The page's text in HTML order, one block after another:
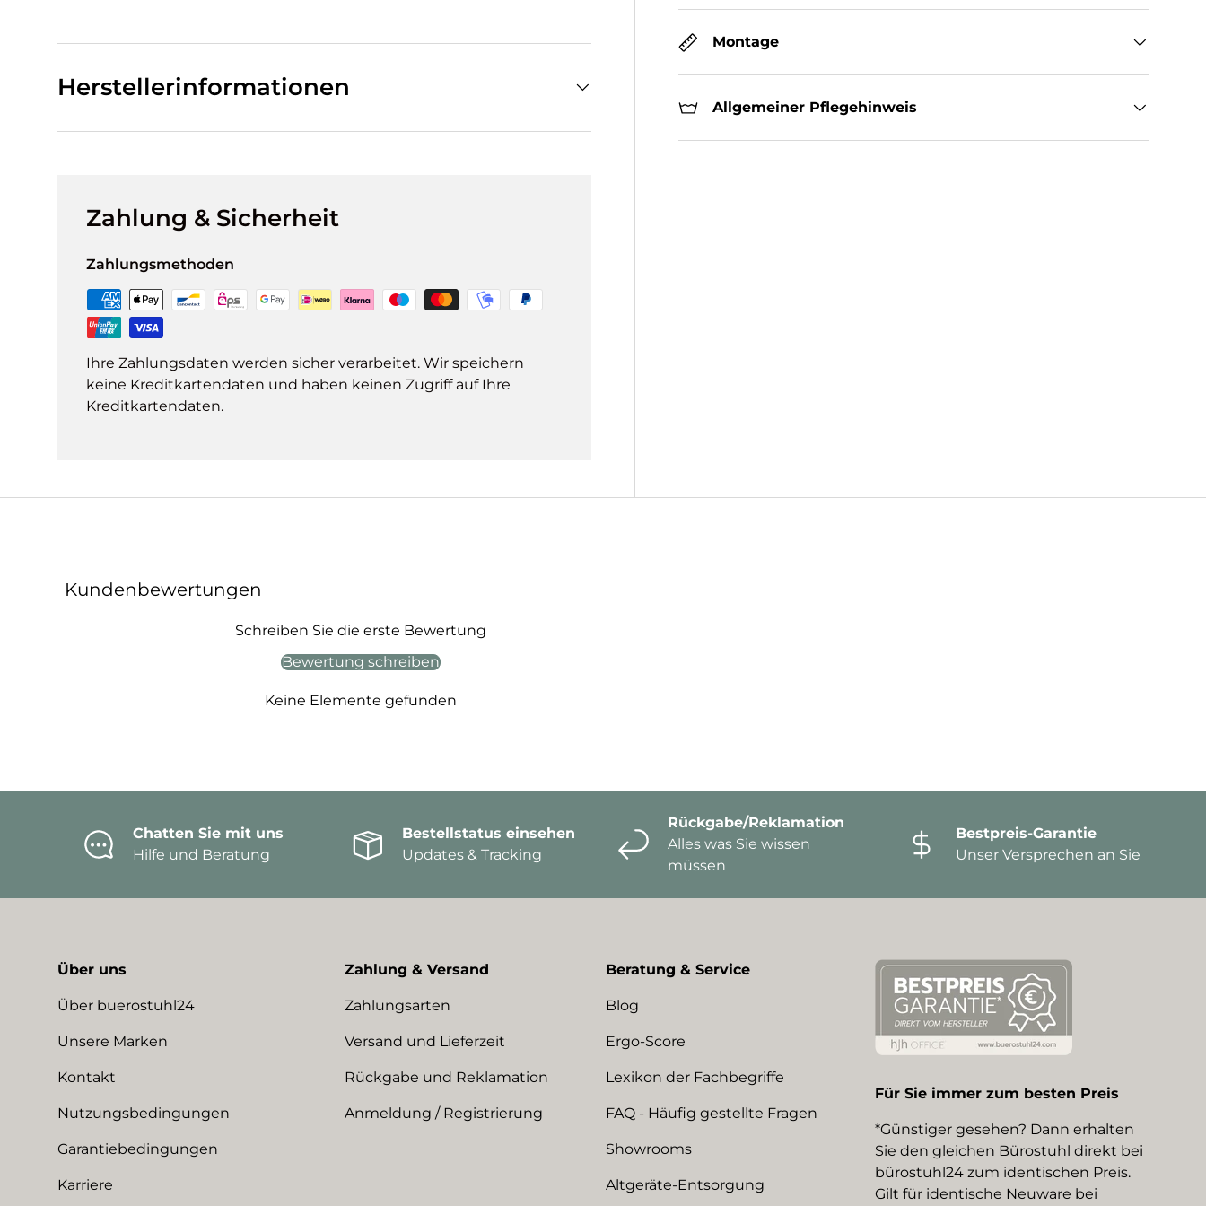
Montage
Allgemeiner Pflegehinweis
Herstellerinformationen
Zahlung & Sicherheit
Zahlungsmethoden
Ihre Zahlungsdaten werden sicher verarbeitet. Wir speichern
keine Kreditkartendaten und haben keinen Zugriff auf Ihre
Kreditkartendaten.
Kundenbewertungen
Schreiben Sie die erste Bewertung
Bewertung schreiben
Keine Elemente gefunden
Chatten Sie mit uns
Hilfe und Beratung
Bestellstatus einsehen
Updates & Tracking
Rückgabe/Reklamation
Alles was Sie wissen
müssen
Bestpreis-Garantie
Unser Versprechen an Sie
Über uns
Über buerostuhl24
Unsere Marken
Kontakt
Nutzungsbedingungen
Garantiebedingungen
Karriere
Zahlung & Versand
Zahlungsarten
Versand und Lieferzeit
Rückgabe und Reklamation
Anmeldung / Registrierung
Beratung & Service
Blog
Ergo-Score
Lexikon der Fachbegriffe
FAQ - Häufig gestellte Fragen
Showrooms
Altgeräte-Entsorgung
Für Sie immer zum besten Preis
*Günstiger gesehen? Dann erhalten
Sie den gleichen Bürostuhl direkt bei
bürostuhl24 zum identischen Preis.
Gilt für identische Neuware bei